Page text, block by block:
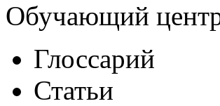
Обучающий
Глоссарий
Статьи